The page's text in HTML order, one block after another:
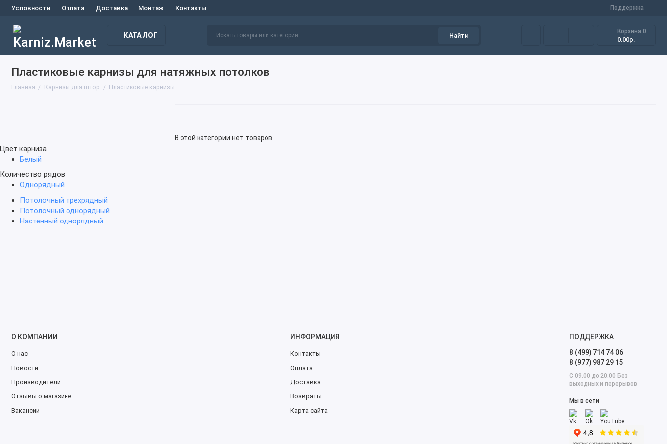
Условности Оплата Доставка Монтаж Контакты Поддержка
КАТАЛОГ Найти
Корзина 0
0.00р.
Пластиковые карнизы для натяжных потолков
Главная Карнизы для штор Пластиковые карнизы
В этой категории нет товаров.
Цвет карниза
Белый
Количество рядов
Однорядный
Потолочный трехрядный
Потолочный однорядный
Настенный однорядный
О КОМПАНИИ
О нас
Новости
Производители
Отзывы о магазине
Вакансии
ИНФОРМАЦИЯ
Контакты
Оплата
Доставка
Возвраты
Карта сайта
ПОДДЕРЖКА
8 (499) 714 74 06
8 (977) 987 29 15
С 09.00 до 20.00 Без
выходных и перерывов
Мы в сети